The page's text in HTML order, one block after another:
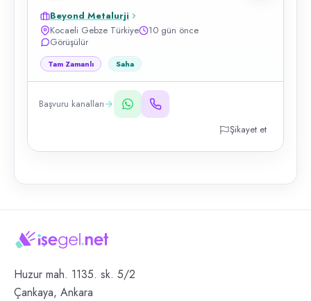
Beyond Metalurji
Kocaeli Gebze Türkiye
10 gün önce
Görüşülür
Tam Zamanlı Saha
Başvuru kanalları
Şikayet et
Huzur mah. 1135. sk. 5/2
Çankaya, Ankara